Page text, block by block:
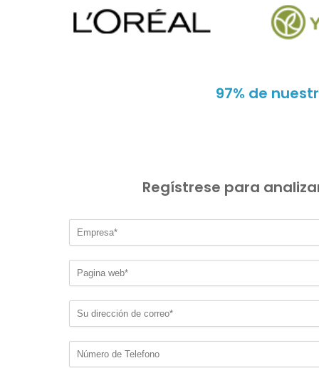
97% de
Regístrese para